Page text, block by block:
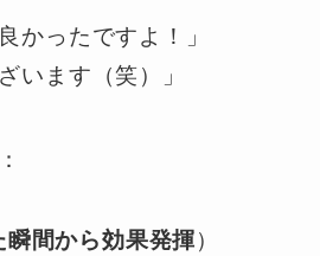
かったですよ！」
います（笑）」
：
瞬間から効果発揮）